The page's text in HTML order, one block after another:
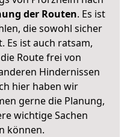
der Routen. Es ist
die sowohl sicher
Es ist auch ratsam,
Route frei von
Hindernissen
hier haben wir
gerne die Planung,
wichtige Sachen
können.